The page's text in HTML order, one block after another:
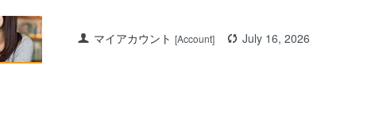
マイアカウント [Account] July 16, 2026